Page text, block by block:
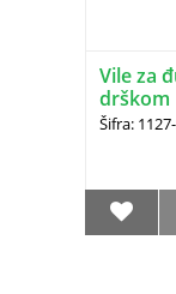
Vile za
drškom
Šifra: